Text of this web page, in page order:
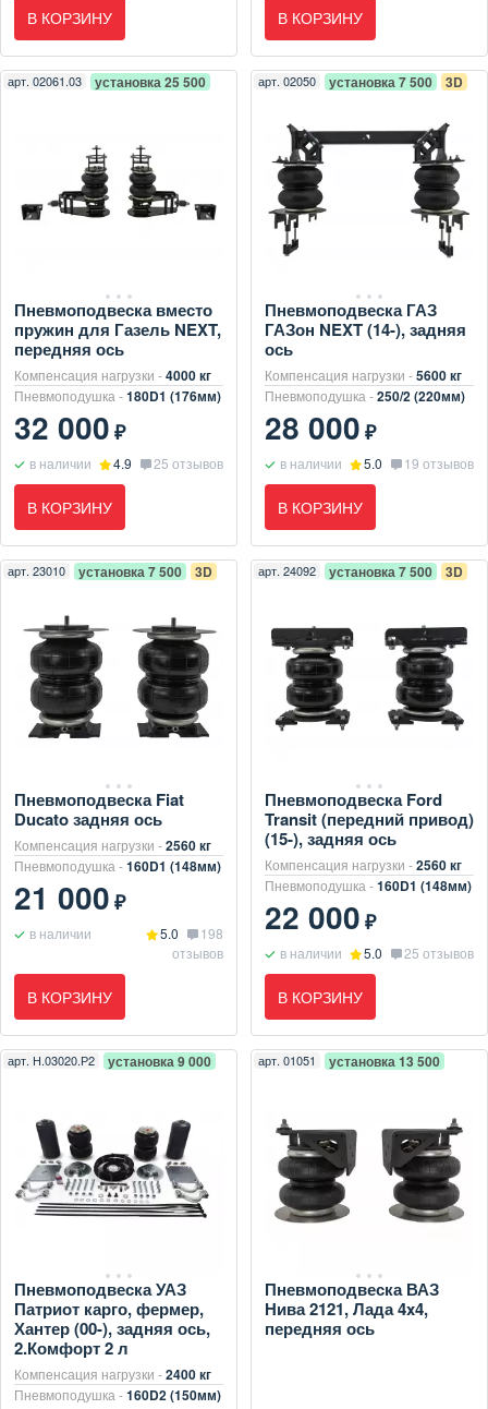
В КОРЗИНУ В КОРЗИНУ
арт. 02061.03 установка 25 500
Пневмоподвеска вместо
пружин для Газель NEXT,
передняя ось
Компенсация нагрузки -4000 кг
Пневмоподушка -180D1 (176мм)
32 000₽
в наличии 4.9 25 отзывов
В КОРЗИНУ
арт. 02050 установка 7 500 3D
Пневмоподвеска ГАЗ
ГАЗон NEXT (14-), задняя
ось
Компенсация нагрузки -5600 кг
Пневмоподушка -250/2 (220мм)
28 000₽
в наличии 5.0 19 отзывов
В КОРЗИНУ
арт. 23010 установка 7 500 3D
Пневмоподвеска Fiat
Ducato задняя ось
Компенсация нагрузки -2560 кг
Пневмоподушка -160D1 (148мм)
21 000₽
в наличии 5.0
198
отзывов
В КОРЗИНУ
арт. 24092 установка 7 500 3D
Пневмоподвеска Ford
Transit (передний привод)
(15-), задняя ось
Компенсация нагрузки -2560 кг
Пневмоподушка -160D1 (148мм)
22 000₽
в наличии 5.0 25 отзывов
В КОРЗИНУ
арт. Н.03020.Р2 установка 9 000
Пневмоподвеска УАЗ
Патриот карго, фермер,
Хантер (00-), задняя ось,
2.Комфорт 2 л
Компенсация нагрузки -2400 кг
Пневмоподушка -160D2 (150мм)
арт. 01051 установка 13 500
Пневмоподвеска ВАЗ
Нива 2121, Лада 4x4,
передняя ось